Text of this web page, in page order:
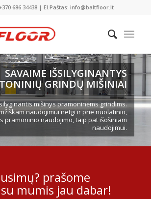
686 34438 | El.Paštas: info@baltfloor.lt
SAVAIME IŠSILYGINANTYS
GRINDŲ MIŠINIAI
mišinys pramoninėms grindims.
naudojimui netgi ir prie nuolatinio,
pramoninio naudojimo, taip pat išošiniam
naudojimui.
prašome
mumis jau dabar!